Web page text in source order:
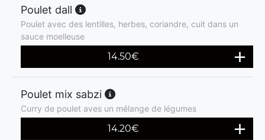
Poulet dall
Poulet avec des lentilles, herbes, coriandre, cuit dans un
sauce moelleuse
14.50€
Poulet mix sabzi
Curry de poulet aves un mélange de légumes
14.20€